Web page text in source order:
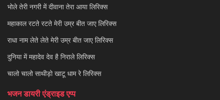
भोले तेरी नगरी में दीवाना तेरा आया लिरिक्स
महाकाल रटते रटते मेरी उम्र बीत जाए लिरिक्स
राधा नाम लेते लेते मेरी उम्र बीत जाए लिरिक्स
दुनिया में महादेव देव है निराले लिरिक्स
चालो चालो साथीड़ो खाटू धाम रे लिरिक्स
भजन डायरी एंड्राइड एप्प